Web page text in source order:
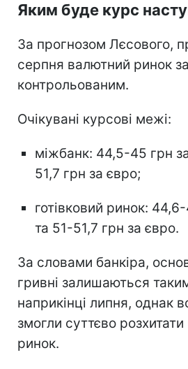
Яким буде курс
За прогнозом Лєсового,
серпня валютний ринок
контрольованим.
Очікувані курсові межі:
міжбанк: 44,5-45 грн
51,7 грн за євро;
готівковий ринок:
та 51-51,7 грн за євро.
За словами банкіра,
гривні залишаються
наприкінці липня, однак
змогли суттєво
ринок.